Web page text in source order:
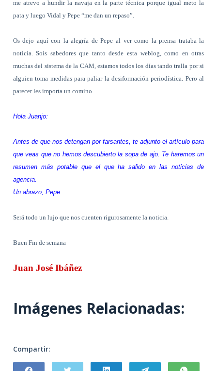
me atrevo a hundir la navaja en la parte técnica porque igual meto la
pata y luego Vidal y Pepe “me dan un repaso”.
Os dejo aquí con la alegría de Pepe al ver como la prensa trataba la
noticia. Sois sabedores que tanto desde esta weblog, como en otras
muchas del sistema de la CAM, estamos todos los días tando tralla por si
alguien toma medidas para paliar la desiformación periodística. Pero al
parecer les importa un comino.
Hola Juanjo:
Antes de que nos detengan por farsantes, te adjunto el artículo para
que veas que no hemos descubierto la sopa de ajo. Te haremos un
resumen más potable que el que ha salido en las noticias de
agencia.
Un abrazo, Pepe
Será todo un lujo que nos cuenten rigurosamente la noticia.
Buen Fin de semana
Juan José Ibáñez
Imágenes Relacionadas:
Compartir: